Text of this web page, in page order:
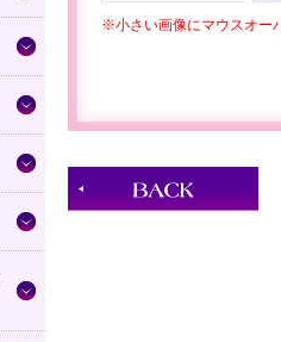
※小さい画像にマウスオー